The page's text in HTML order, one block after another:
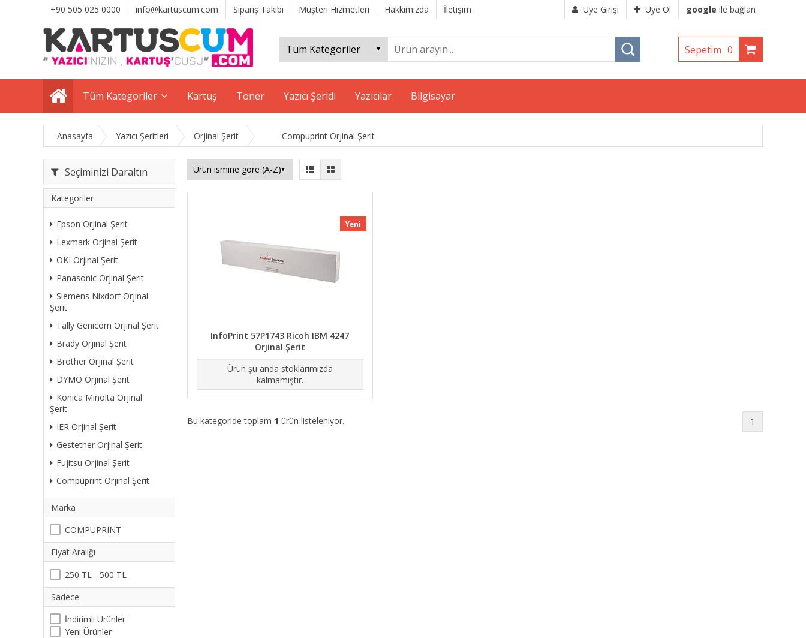
+90 505 025 0000 info@kartuscum.com Sipariş Takibi Müşteri Hizmetleri Hakkımızda İletişim Üye Girişi Üye Ol google ile bağlan
Sepetim 0
Tüm Kategoriler Kartuş Toner Yazıcı Şeridi Yazıcılar Bilgisayar
Anasayfa Yazıcı Şeritleri Orjinal Şerit Compuprint Orjinal Şerit
Seçiminizi Daraltın
Kategoriler
Epson Orjinal Şerit
Lexmark Orjinal Şerit
OKI Orjinal Şerit
Panasonic Orjinal Şerit
Siemens Nixdorf Orjinal
Şerit
Tally Genicom Orjinal Şerit
Brady Orjinal Şerit
Brother Orjinal Şerit
DYMO Orjinal Şerit
Konica Minolta Orjinal
Şerit
IER Orjinal Şerit
Gestetner Orjinal Şerit
Fujitsu Orjinal Şerit
Compuprint Orjinal Şerit
Marka
COMPUPRINT
Fiyat Aralığı
250 TL - 500 TL
Sadece
İndirimli Ürünler
Yeni Ürünler
InfoPrint 57P1743 Ricoh IBM 4247
Orjinal Şerit
Ürün şu anda stoklarımızda
kalmamıştır.
Bu kategoride toplam 1 ürün listeleniyor. 1